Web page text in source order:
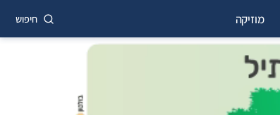
מוזיקה חיפוש